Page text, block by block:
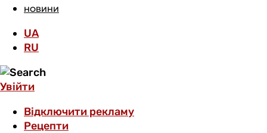
НОВИНИ
UA
RU
Увійти
Відключити рекламу
Рецепти